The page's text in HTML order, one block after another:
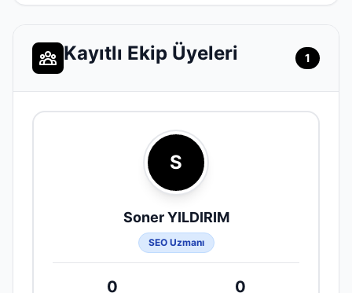
Kayıtlı Ekip Üyeleri 1
S
Soner YILDIRIM
SEO Uzmanı
0 0